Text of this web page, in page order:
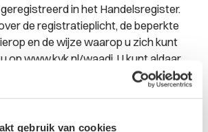
gebruik van cookies
in het Handelsregister.
de registratieplicht, de beperkte
en de wijze waarop u zich kunt
opwww.kvk.nl/waadi. U kunt aldaar
het bedrijf waarvan u een
juist staat geregistreerd.